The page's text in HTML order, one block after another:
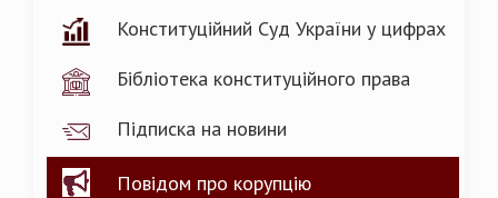
Конституційний Суд України у цифрах
Бібліотека конституційного права
Підписка на новини
Повідом про корупцію